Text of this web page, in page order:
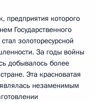
предприятия которого
Государственного
золоторесурсной
За годы войны
добывалось более
Эта красноватая
незаменимым